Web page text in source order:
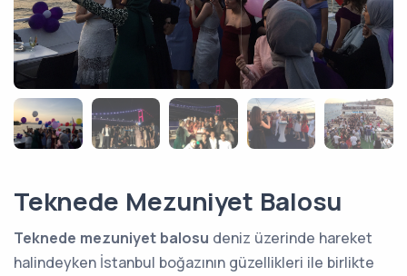
Teknede Mezuniyet Balosu
Teknede mezuniyet balosu deniz üzerinde hareket
halindeyken İstanbul boğazının güzellikleri ile birlikte